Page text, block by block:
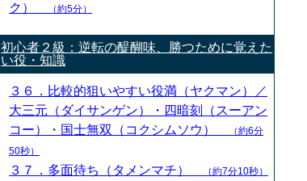
ク）
（約5分）
初心者２級：逆転の醍醐味、勝つために覚えた
い役・知識
３６．比較的狙いやすい役満（ヤクマン）／
大三元（ダイサンゲン）・四暗刻（スーアン
コー）・国士無双（コクシムソウ）
（約6分
50秒）
３７．多面待ち（タメンマチ） （約7分10秒）